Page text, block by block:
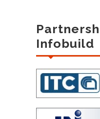
Infobuild